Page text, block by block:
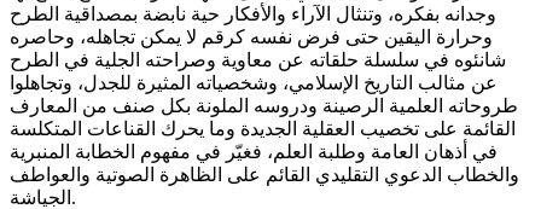
وجدانه بفكره، وتنثال الآراء والأفكار حية نابضة بمصداقية الطرح
وحرارة اليقين حتى فرض نفسه كرقم لا يمكن تجاهله، وحاصره
شانئوه في سلسلة حلقاته عن معاوية وصراحته الجلية في الطرح
عن مثالب التاريخ الإسلامي، وشخصياته المثيرة للجدل، وتجاهلوا
طروحاته العلمية الرصينة ودروسه الملونة بكل صنف من المعارف
القائمة على تخصيب العقلية الجديدة وما يحرك القناعات المتكلسة
في أذهان العامة وطلبة العلم، فغيّر في مفهوم الخطابة المنبرية
والخطاب الدعوي التقليدي القائم على الظاهرة الصوتية والعواطف
الجياشة.